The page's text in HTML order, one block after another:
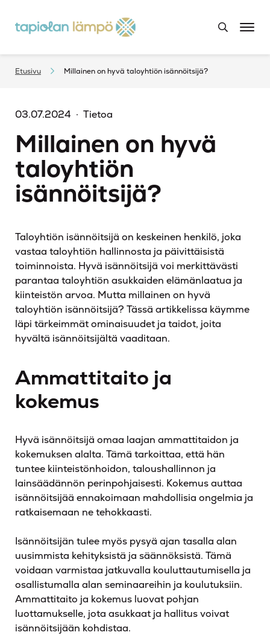
Etusivu Millainen on hyvä taloyhtiön isännöitsijä?
03.07.2024 Tietoa
Millainen on hyvä
taloyhtiön
isännöitsijä?
Taloyhtiön isännöitsijä on keskeinen henkilö, joka
vastaa taloyhtiön hallinnosta ja päivittäisistä
toiminnoista. Hyvä isännöitsijä voi merkittävästi
parantaa taloyhtiön asukkaiden elämänlaatua ja
kiinteistön arvoa. Mutta millainen on hyvä
taloyhtiön isännöitsijä? Tässä artikkelissa käymme
läpi tärkeimmät ominaisuudet ja taidot, joita
hyvältä isännöitsijältä vaaditaan.
Ammattitaito ja
kokemus
Hyvä isännöitsijä omaa laajan ammattitaidon ja
kokemuksen alalta. Tämä tarkoittaa, että hän
tuntee kiinteistönhoidon, taloushallinnon ja
lainsäädännön perinpohjaisesti. Kokemus auttaa
isännöitsijää ennakoimaan mahdollisia ongelmia ja
ratkaisemaan ne tehokkaasti.
Isännöitsijän tulee myös pysyä ajan tasalla alan
uusimmista kehityksistä ja säännöksistä. Tämä
voidaan varmistaa jatkuvalla kouluttautumisella ja
osallistumalla alan seminaareihin ja koulutuksiin.
Ammattitaito ja kokemus luovat pohjan
luottamukselle, jota asukkaat ja hallitus voivat
isännöitsijään kohdistaa.